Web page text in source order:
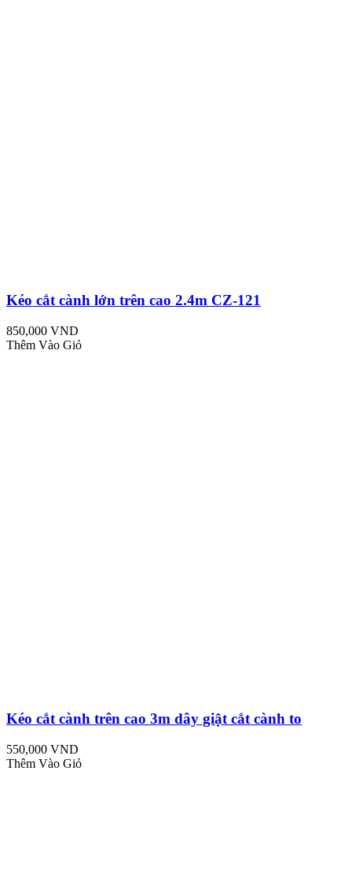
Kéo cắt cành lớn trên cao 2.4m CZ-121
850,000 VND
Thêm Vào Giỏ
Kéo cắt cành trên cao 3m dây giật cắt cành to
550,000 VND
Thêm Vào Giỏ